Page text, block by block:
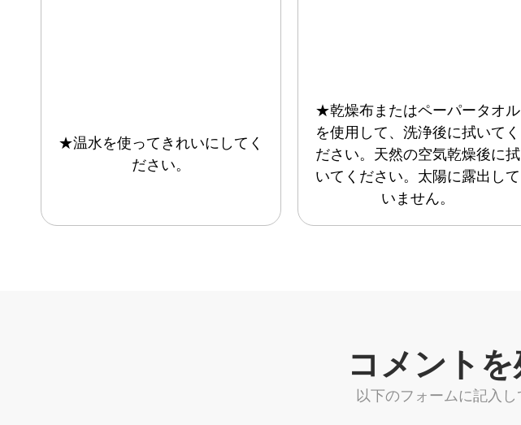
★温水を使ってきれいにしてく
ださい。
★乾燥布またはペーパータオル
を使用して、洗浄後に拭いてく
ださい。天然の空気乾燥後に拭
いてください。太陽に露出して
いません。
コメント
以下のフォームに記入し